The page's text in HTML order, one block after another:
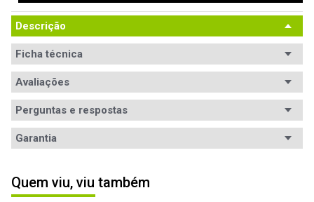
Descrição
Ficha técnica
Conteúdo
da
embalagem
1x  Guia de usuário
Padrão
Baias
Nenhuma
Avaliações
Avaliações
ESCREVER AVALIAÇÃO
Perguntas e respostas
Garantia
Quem viu, viu também